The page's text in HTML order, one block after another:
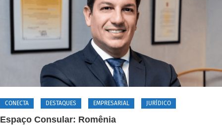
CONECTA DESTAQUES EMPRESARIAL JURÍDICO
Espaço Consular: Romênia